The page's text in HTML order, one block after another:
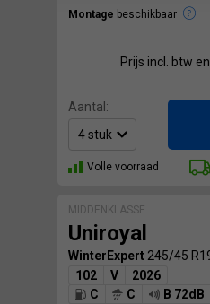
Montage beschikbaar
Prijs incl. btw
Aantal:
Volle voorraad
MIDDENKLASSE
Uniroyal
WinterExpert 245/45
102
V
2026
C
C
B 72dB